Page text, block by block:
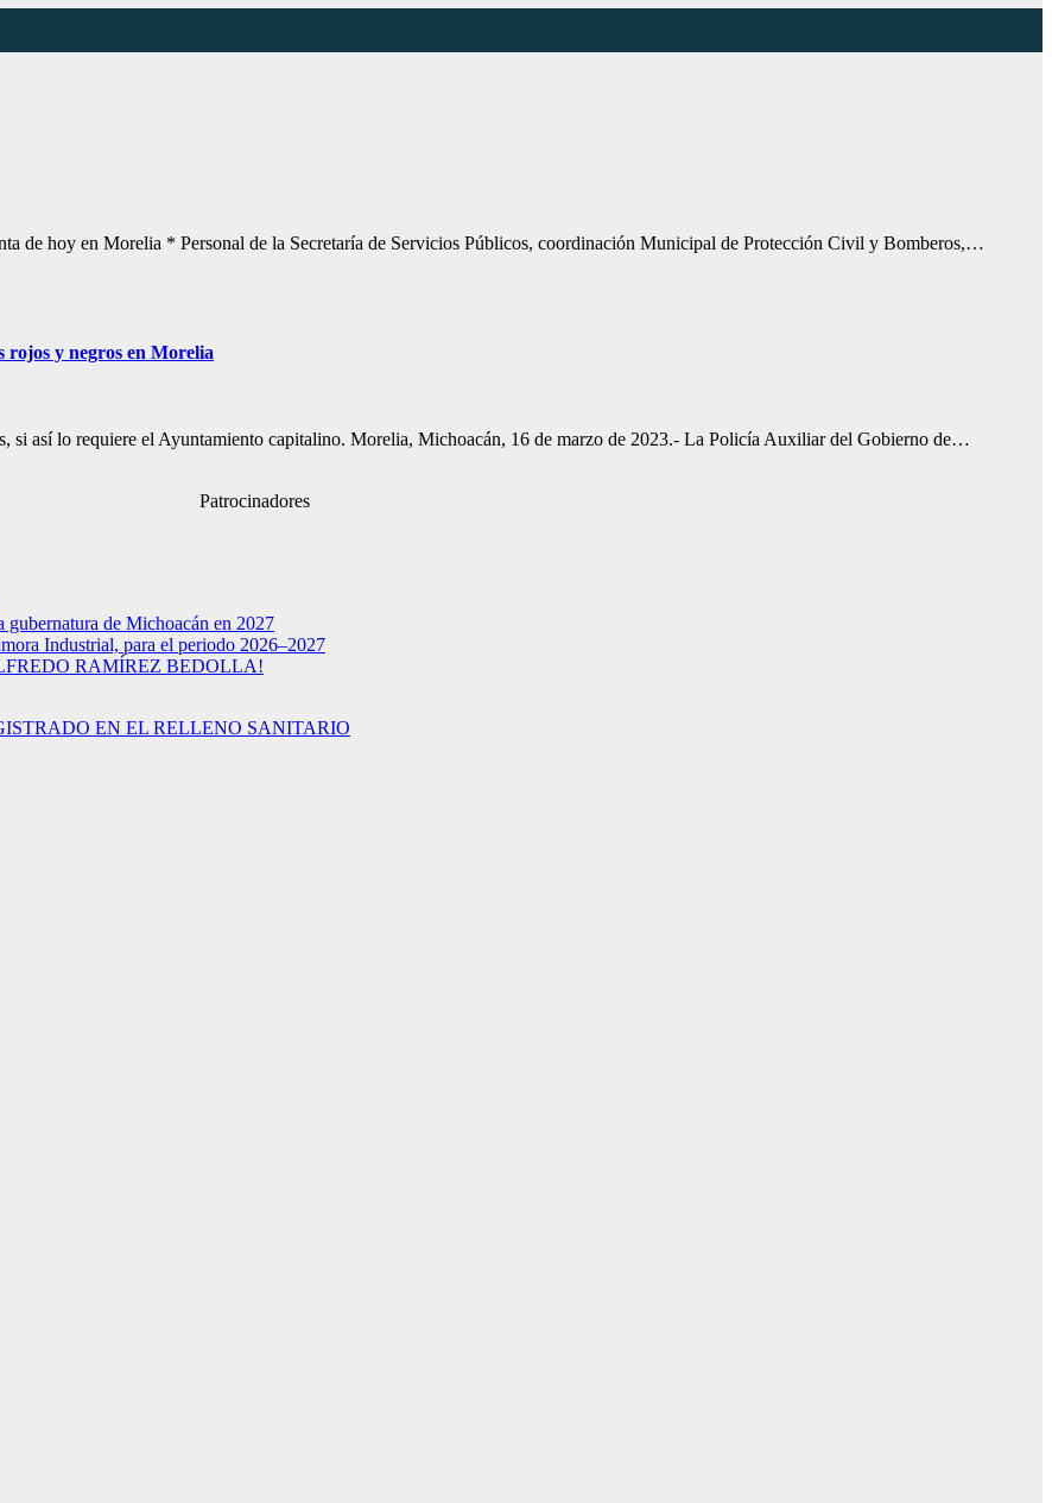
de hoy en Morelia * Personal de la Secretaría de Servicios Públicos, coordinación Municipal de Protección Civil y Bomberos,…
rojos y negros en Morelia
si así lo requiere el Ayuntamiento capitalino. Morelia, Michoacán, 16 de marzo de 2023.- La Policía Auxiliar del Gobierno de…
Patrocinadores
gubernatura de Michoacán en 2027
Industrial, para el periodo 2026–2027
RAMÍREZ BEDOLLA!
EN EL RELLENO SANITARIO